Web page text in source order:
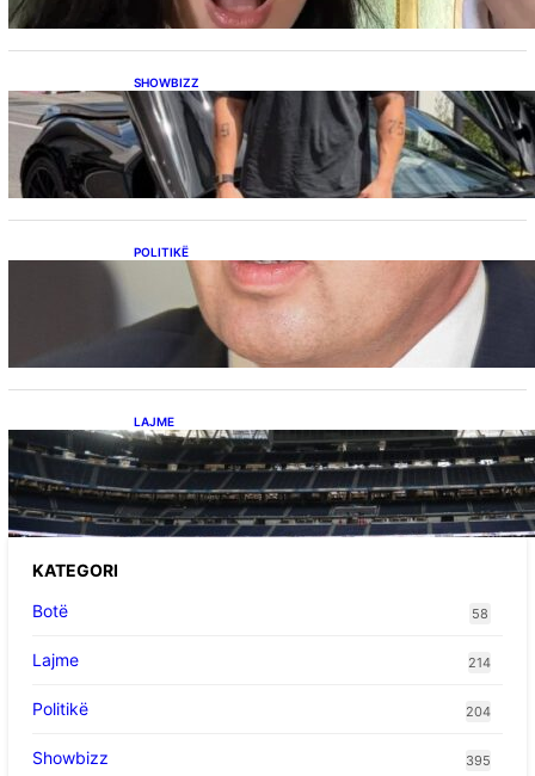
SHOWBIZZ
Ish-banori i Big Brother VIP Kosova, Eduart
Kuqi ua mbyll gojën kritikëve, publikon
dëshmi për supermakinën luksoze
POLITIKË
Përplasja VV-LDK për gazin amerikan,
Kërçeli i përgjigjet Hotit: “Mbrojeni LDK-në, jo
aleancën me SHBA-në”
LAJME
Ish-mesfushori i Real Madridit dhe
Argjentinës,shtrohet urgjentisht në spital pas
problemeve me zemrën, mungon në ndeshjet
e ardhshme
KATEGORI
Botë
58
Lajme 214
Politikë 204
Showbizz 395